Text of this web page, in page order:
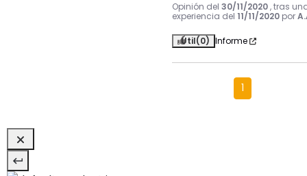
Opinión del 30/11/2020 , tras
experiencia del 11/11/2020 por
Útil(0) Informe
1